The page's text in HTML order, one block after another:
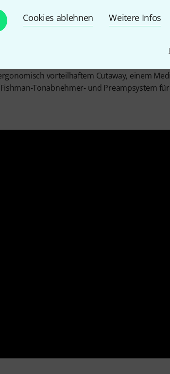
Cookies ablehnen Weitere Infos
Auftritt bei MTV für Furore und das
sagen, dass dieser Auftritt einen bis heute
zelebriert. Natürlich darf dabei
preisgünstigen Classic-Design-Serie den in
vorteilhaftem Cutaway, einem
Tonabnehmer- und Preampsystem